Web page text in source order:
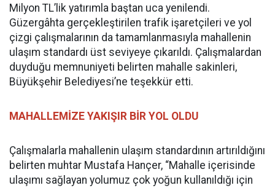
Milyon TL’lik yatırımla baştan uca yenilendi.
Güzergâhta gerçekleştirilen trafik işaretçileri ve yol
çizgi çalışmalarının da tamamlanmasıyla mahallenin
ulaşım standardı üst seviyeye çıkarıldı. Çalışmalardan
duyduğu memnuniyeti belirten mahalle sakinleri,
Büyükşehir Belediyesi’ne teşekkür etti.
MAHALLEMİZE YAKIŞIR BİR YOL OLDU
Çalışmalarla mahallenin ulaşım standardının artırıldığını
belirten muhtar Mustafa Hançer, “Mahalle içerisinde
ulaşımı sağlayan yolumuz çok yoğun kullanıldığı için